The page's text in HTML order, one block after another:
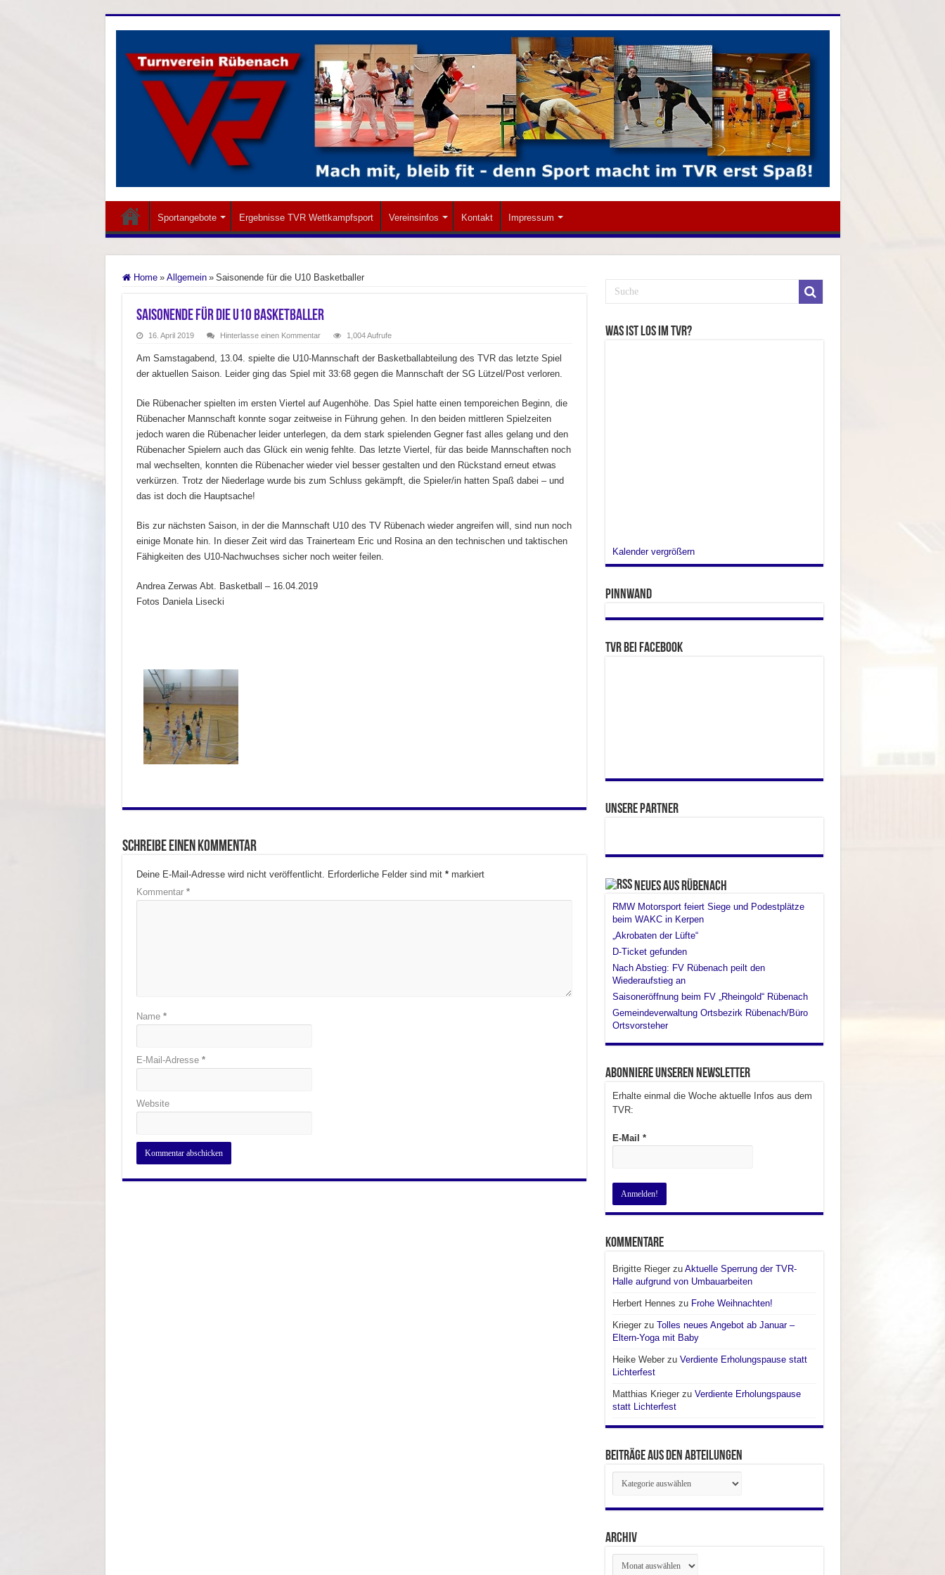
Sportangebote Ergebnisse TVR Wettkampfsport Vereinsinfos Kontakt Impressum
Home » Allgemein » Saisonende für die U10 Basketballer
Saisonende für die U10 Basketballer
16. April 2019 Hinterlasse einen Kommentar 1,004 Aufrufe
Am Samstagabend, 13.04. spielte die U10-Mannschaft der Basketballabteilung des TVR das letzte Spiel
der aktuellen Saison. Leider ging das Spiel mit 33:68 gegen die Mannschaft der SG Lützel/Post verloren.
Die Rübenacher spielten im ersten Viertel auf Augenhöhe. Das Spiel hatte einen temporeichen Beginn, die
Rübenacher Mannschaft konnte sogar zeitweise in Führung gehen. In den beiden mittleren Spielzeiten
jedoch waren die Rübenacher leider unterlegen, da dem stark spielenden Gegner fast alles gelang und den
Rübenacher Spielern auch das Glück ein wenig fehlte. Das letzte Viertel, für das beide Mannschaften noch
mal wechselten, konnten die Rübenacher wieder viel besser gestalten und den Rückstand erneut etwas
verkürzen. Trotz der Niederlage wurde bis zum Schluss gekämpft, die Spieler/in hatten Spaß dabei – und
das ist doch die Hauptsache!
Bis zur nächsten Saison, in der die Mannschaft U10 des TV Rübenach wieder angreifen will, sind nun noch
einige Monate hin. In dieser Zeit wird das Trainerteam Eric und Rosina an den technischen und taktischen
Fähigkeiten des U10-Nachwuchses sicher noch weiter feilen.
Andrea Zerwas Abt. Basketball – 16.04.2019
Fotos Daniela Lisecki
Schreibe einen Kommentar
Deine E-Mail-Adresse wird nicht veröffentlicht. Erforderliche Felder sind mit *markiert
Kommentar *
Name *
E-Mail-Adresse *
Website
Was ist los im TVR?
Kalender vergrößern
Pinnwand
TVR bei facebook
Unsere Partner
Neues aus Rübenach
RMW Motorsport feiert Siege und Podestplätze
beim WAKC in Kerpen
„Akrobaten der Lüfte“
D-Ticket gefunden
Nach Abstieg: FV Rübenach peilt den
Wiederaufstieg an
Saisoneröffnung beim FV „Rheingold“ Rübenach
Gemeindeverwaltung Ortsbezirk Rübenach/Büro
Ortsvorsteher
Abonniere unseren Newsletter
Erhalte einmal die Woche aktuelle Infos aus dem
TVR:
E-Mail *
Kommentare
Brigitte Riegerzu Aktuelle Sperrung der TVR-
Halle aufgrund von Umbauarbeiten
Herbert Hennes zu Frohe Weihnachten!
Kriegerzu Tolles neues Angebot ab Januar –
Eltern-Yoga mit Baby
Heike Weberzu Verdiente Erholungspause statt
Lichterfest
Matthias Kriegerzu Verdiente Erholungspause
statt Lichterfest
Beiträge aus den Abteilungen
Beiträge
aus
den
Abteilungen
Archiv
Archiv